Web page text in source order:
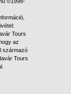
©1998-
Tours
az
származó
Tours